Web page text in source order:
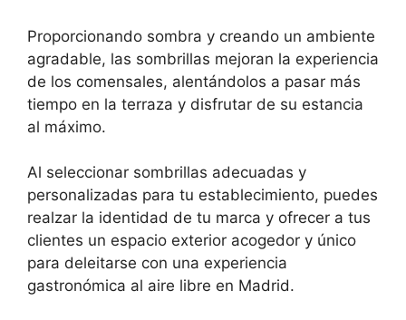
Proporcionando sombra y creando un ambiente
agradable, las sombrillas mejoran la experiencia
de los comensales, alentándolos a pasar más
tiempo en la terraza y disfrutar de su estancia
al máximo.
Al seleccionar sombrillas adecuadas y
personalizadas para tu establecimiento, puedes
realzar la identidad de tu marca y ofrecer a tus
clientes un espacio exterior acogedor y único
para deleitarse con una experiencia
gastronómica al aire libre en Madrid.